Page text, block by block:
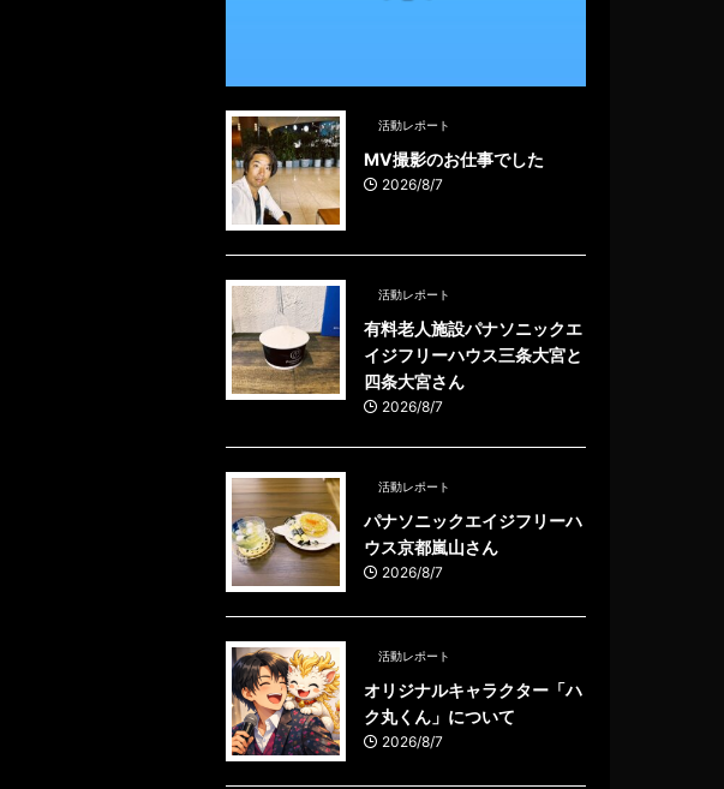
活動レポート
MV撮影のお仕事でした
2026/8/7
活動レポート
有料老人施設パナソニックエ
イジフリーハウス三条大宮と
四条大宮さん
2026/8/7
活動レポート
パナソニックエイジフリーハ
ウス京都嵐山さん
2026/8/7
活動レポート
オリジナルキャラクター「ハ
ク丸くん」について
2026/8/7